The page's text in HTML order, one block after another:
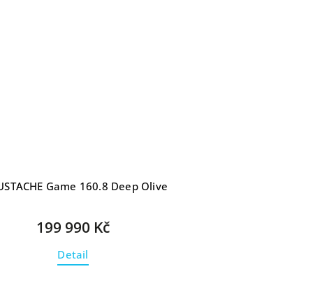
Game 160.8 Deep Olive
199 990 Kč
Detail